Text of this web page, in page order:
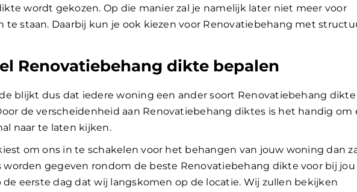
wordt gekozen. Op die manier zal je namelijk later niet meer voor
te staan. Daarbij kun je ook kiezen voor Renovatiebehang met
Renovatiebehang dikte bepalen
blijkt dus dat iedere woning een ander soort Renovatiebehang dikte
de verscheidenheid aan Renovatiebehang diktes is het handig om
naar te laten kijken.
om ons in te schakelen voor het behangen van jouw woning dan
worden gegeven rondom de beste Renovatiebehang dikte voor bij
eerste dag dat wij langskomen op de locatie. Wij zullen bekijken